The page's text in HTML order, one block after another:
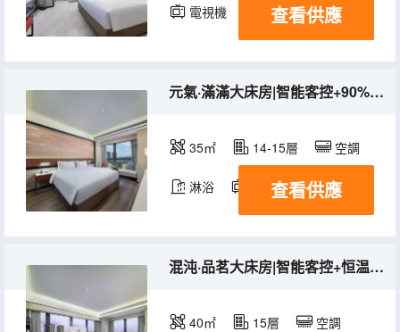
電視機 查看供應
元氣·滿滿大床房|智能客控+90%白鴨絨被+恒温馬桶+乳膠床墊
35㎡ 14-15層 空調
淋浴 電視機
查看供應
混沌·品茗大床房|智能客控+恒温馬桶+90%白鴨絨被+乳膠床墊
40㎡ 15層 空調